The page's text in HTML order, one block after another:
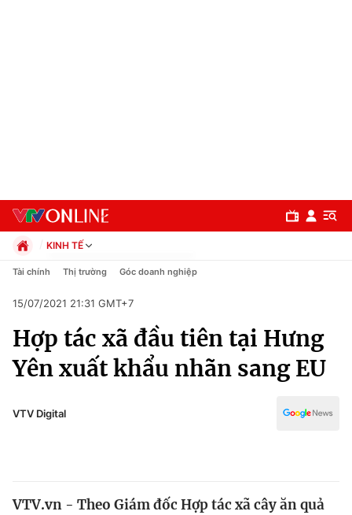
Chuyên mục
Chính trị
KINH TẾ
Chính trị
Pháp luật
Kinh tế
Thể thao
Truyền hình
Y tế
Tài chính Thị trường Góc doanh nghiệp
15/07/2021 21:31 GMT+7
Hợp tác xã đầu tiên tại Hưng
Yên xuất khẩu nhãn sang EU
VTV Digital
VTV.vn - Theo Giám đốc Hợp tác xã cây ăn quả